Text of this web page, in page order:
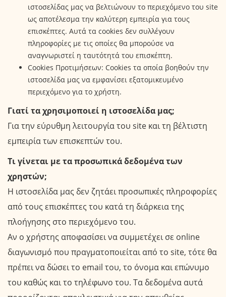
ιστοσελίδας μας να βελτιώνουν το περιεχόμενο του site
ως αποτέλεσμα την καλύτερη εμπειρία για τους
επισκέπτες. Αυτά τα cookies δεν συλλέγουν
πληροφορίες με τις οποίες θα μπορούσε να
αναγνωριστεί η ταυτότητά του επισκέπτη.
Cookies Προτιμήσεων: Cookies τα οποία βοηθούν την
ιστοσελίδα μας να εμφανίσει εξατομικευμένο
περιεχόμενο για το χρήστη.
Γιατί τα χρησιμοποιεί η ιστοσελίδα μας;
Για την εύρυθμη λειτουργία του site και τη βέλτιστη
εμπειρία των επισκεπτών του.
Τι γίνεται με τα προσωπικά δεδομένα των
χρηστών;
Η ιστοσελίδα μας δεν ζητάει προσωπικές πληροφορίες
από τους επισκέπτες του κατά τη διάρκεια της
πλοήγησης στο περιεχόμενο του.
Αν ο χρήστης αποφασίσει να συμμετέχει σε online
διαγωνισμό που πραγματοποιείται από το site, τότε θα
πρέπει να δώσει το email του, το όνομα και επώνυμο
του καθώς και το τηλέφωνο του. Τα δεδομένα αυτά